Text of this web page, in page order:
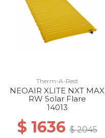
Therm-A-Rest
NEOAIR XLITE NXT MAX
RW Solar Flare
14013
$ 1636$ 2045